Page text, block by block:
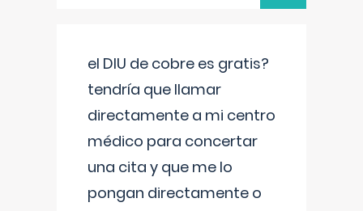
el DIU de cobre es gratis?
tendría que llamar
directamente a mi centro
médico para concertar
una cita y que me lo
pongan directamente o